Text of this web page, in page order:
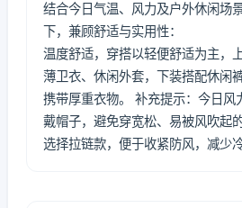
结合今日气温、风力及户外休闲场
下，兼顾舒适与实用性：
温度舒适，穿搭以轻便舒适为主，
薄卫衣、休闲外套，下装搭配休闲
携带厚重衣物。 补充提示：今日风
戴帽子，避免穿宽松、易被风吹起
选择拉链款，便于收紧防风，减少冷